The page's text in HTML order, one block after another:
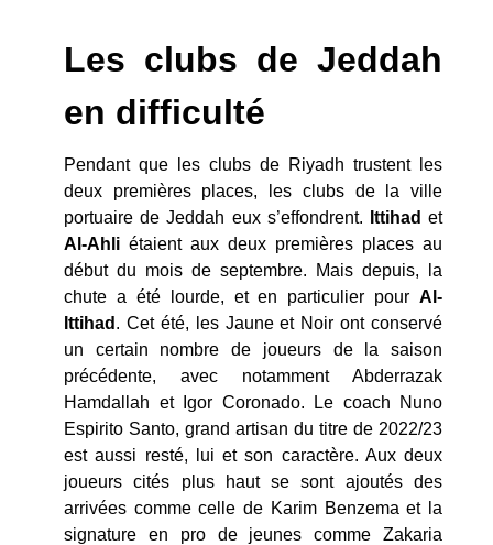
Les clubs de Jeddah
en difficulté
Pendant que les clubs de Riyadh trustent les
deux premières places, les clubs de la ville
portuaire de Jeddah eux s’effondrent.
Ittihad et
Al-Ahli étaient aux deux premières places au
début du mois de septembre. Mais depuis, la
chute a été lourde, et en particulier pour Al-
Ittihad . Cet été, les Jaune et Noir ont conservé
un certain nombre de joueurs de la saison
précédente, avec notamment Abderrazak
Hamdallah et Igor Coronado. Le coach Nuno
Espirito Santo, grand artisan du titre de 2022/23
est aussi resté, lui et son caractère. Aux deux
joueurs cités plus haut se sont ajoutés des
arrivées comme celle de Karim Benzema et la
signature en pro de jeunes comme Zakaria